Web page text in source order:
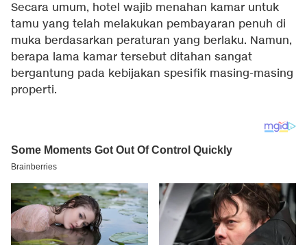
Secara umum, hotel wajib menahan kamar untuk
tamu yang telah melakukan pembayaran penuh di
muka berdasarkan peraturan yang berlaku. Namun,
berapa lama kamar tersebut ditahan sangat
bergantung pada kebijakan spesifik masing-masing
properti.